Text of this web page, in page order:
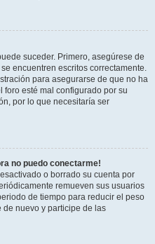
suceder. Primero, asegúrese de
encuentren escritos correctamente.
para asegurarse de que no ha
esté mal configurado por su
por lo que necesitaría ser
no puedo conectarme!
o borrado su cuenta por
remueven sus usuarios
de tiempo para reducir el peso
de nuevo y participe de las